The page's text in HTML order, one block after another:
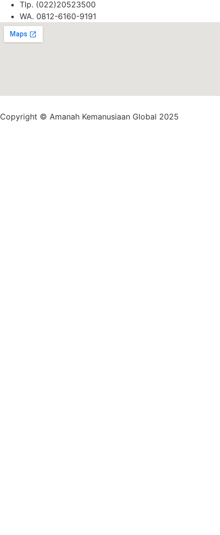
Tlp. (022)20523500
WA. 0812-6160-9191
Copyright © Amanah Kemanusiaan Global 2025